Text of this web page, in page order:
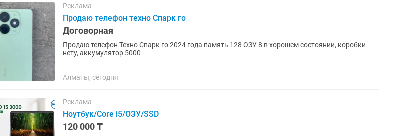
Реклама
Продаю телефон техно Спарк го
Договорная
Продаю телефон Техно Спарк го 2024 года память 128 ОЗУ 8 в хорошем состоянии, коробки
нету, аккумулятор 5000
Алматы, сегодня
Реклама
Ноутбук/Core i5/ОЗУ/SSD
120 000 ₸